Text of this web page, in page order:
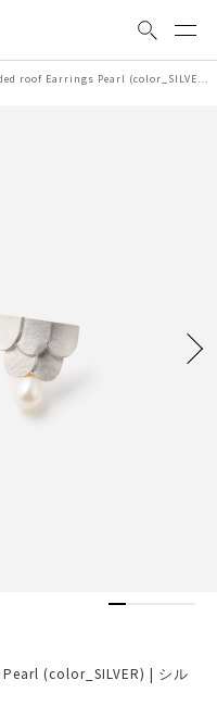
Pearl (color_SILVER) | シルバー パールピアス
(color_SILVER) | シル